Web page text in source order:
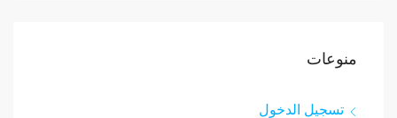
منوعات
تسجيل الدخول